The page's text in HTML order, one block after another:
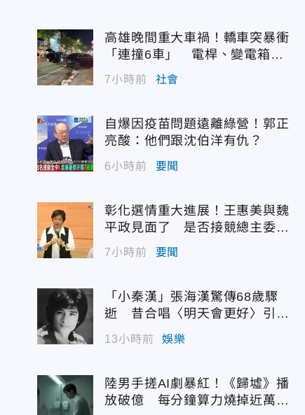
高雄晚間重大車禍！轎車突暴衝
「連撞6車」 電桿、變電箱全
遭殃
7小時前 社會
自爆因疫苗問題遠離綠營！郭正
亮酸：他們跟沈伯洋有仇？
6小時前 要聞
彰化選情重大進展！王惠美與魏
平政見面了 是否接競總主委態
度曝光
7小時前 要聞
「小秦漢」張海漢驚傳68歲驟
逝 昔合唱〈明天會更好〉引追
13小時前 娛樂
陸男手搓AI劇暴紅！《歸墟》播
放破億 每分鐘算力燒掉近萬台